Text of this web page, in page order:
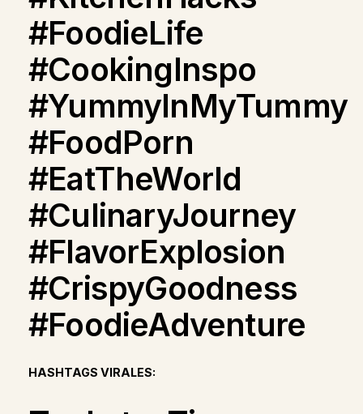
#FoodieLife
#CookingInspo
#YummyInMyTummy
#FoodPorn
#EatTheWorld
#CulinaryJourney
#FlavorExplosion
#CrispyGoodness
#FoodieAdventure
HASHTAGS VIRALES: